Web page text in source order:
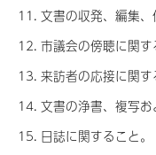
文書の収発、編集、
市議会の傍聴に関す
来訪者の応接に関す
文書の浄書、複写お
日誌に関すること。